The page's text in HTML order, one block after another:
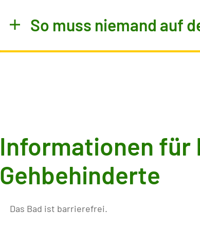
So muss niemand auf
Informationen für
Gehbehinderte
Das Bad ist barrierefrei.